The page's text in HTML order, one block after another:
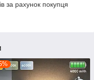
за рахунок покупця